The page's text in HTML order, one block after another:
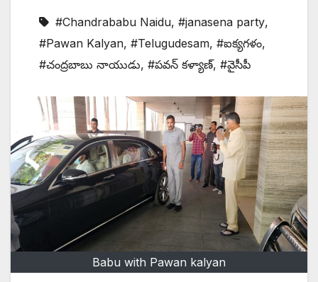
#Chandrababu Naidu, #janasena party,
#Pawan Kalyan, #Telugudesam, #ఐక్యగళం,
#చంద్రబాబు నాయుడు, #పవన్ కళ్యాణ్, #వైసీపీ
Babu with Pawan kalyan